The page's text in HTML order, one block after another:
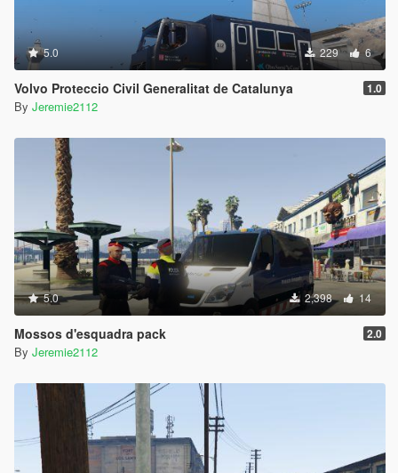
5.0 229 6
Volvo Proteccio Civil Generalitat de Catalunya 1.0
By Jeremie2112
5.0 2,398 14
Mossos d'esquadra pack 2.0
By Jeremie2112